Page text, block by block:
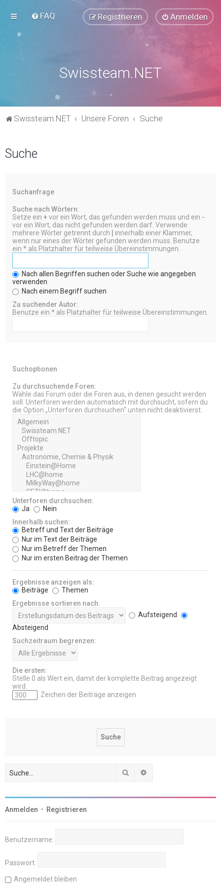
FAQ Anmelden
Registrieren
Swissteam.NET
Swissteam.NET Unsere Foren Suche
Suche
Suchanfrage
Suche nach Wörtern:
Setze ein + vor ein Wort, das gefunden werden muss und ein -
vor ein Wort, das nicht gefunden werden darf. Verwende
mehrere Wörter getrennt durch
innerhalb einer Klammer,
wenn nur eines der Wörter gefunden werden muss. Benutze
ein * als Platzhalter für teilweise Übereinstimmungen.
Nach allen Begriffen suchen oder Suche wie angegeben
verwenden
Nach einem Begriff suchen
Zu suchender Autor:
Benutze ein * als Platzhalter für teilweise Übereinstimmungen.
Suchoptionen
Zu durchsuchende Foren:
Wähle das Forum oder die Foren aus, in denen gesucht werden
soll. Unterforen werden automatisch mit durchsucht, sofern du
die Option „Unterforen durchsuchen“ unten nicht deaktivierst.
Unterforen durchsuchen:
Ja
Nein
Innerhalb suchen:
Betreff und Text der Beiträge
Nur im Text der Beiträge
Nur im Betreff der Themen
Nur im ersten Beitrag der Themen
Ergebnisse anzeigen als:
Beiträge
Themen
Ergebnisse sortieren nach:
Aufsteigend
Absteigend
Suchzeitraum begrenzen:
Die ersten:
Stelle 0 als Wert ein, damit der komplette Beitrag angezeigt
wird.
Zeichen der Beiträge anzeigen
Suche
Anmelden • Registrieren
Benutzername:
Passwort:
Angemeldet bleiben